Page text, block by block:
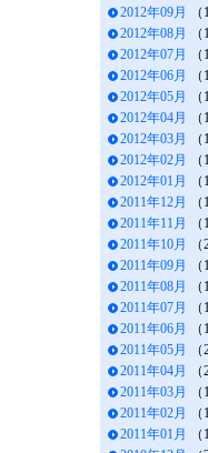
2012年09月
（
2012年08月
（
2012年07月
（
2012年06月
（
2012年05月
（
2012年04月
（
2012年03月
（
2012年02月
（
2012年01月
（
2011年12月
（
2011年11月
（
2011年10月
（
2011年09月
（
2011年08月
（
2011年07月
（
2011年06月
（
2011年05月
（
2011年04月
（
2011年03月
（
2011年02月
（
2011年01月
（